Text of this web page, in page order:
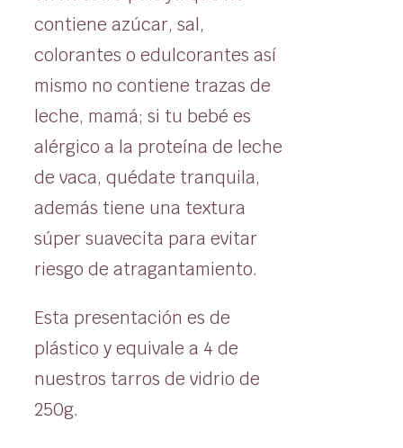
contiene azúcar, sal,
colorantes o edulcorantes así
mismo no contiene trazas de
leche, mamá; si tu bebé es
alérgico a la proteína de leche
de vaca, quédate tranquila,
además tiene una textura
súper suavecita para evitar
riesgo de atragantamiento.
Esta presentación es de
plástico y equivale a 4 de
nuestros tarros de vidrio de
250g.